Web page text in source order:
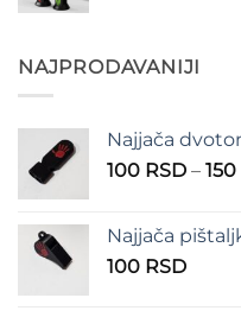
NAJPRODAVANIJI
Najjača
100 RSD – 150
Najjača
100 RSD